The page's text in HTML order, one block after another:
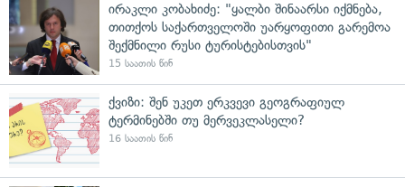
ირაკლი კობახიძე: "ყალბი შინაარსი იქმნება,
თითქოს საქართველოში უარყოფითი გარემოა
შექმნილი რუსი ტურისტებისთვის"
15 საათის წინ
ქვიზი: შენ უკეთ ერკვევი გეოგრაფიულ
ტერმინებში თუ მერვეკლასელი?
16 საათის წინ